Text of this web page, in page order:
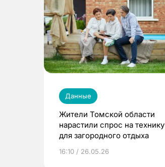
Данные
Жители Томской области
нарастили спрос на технику
для загородного отдыха
16:10 / 26.05.26